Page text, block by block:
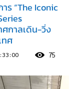
ร “The Iconic
ศกาลเดิน-วิ่ง
ทศ
75